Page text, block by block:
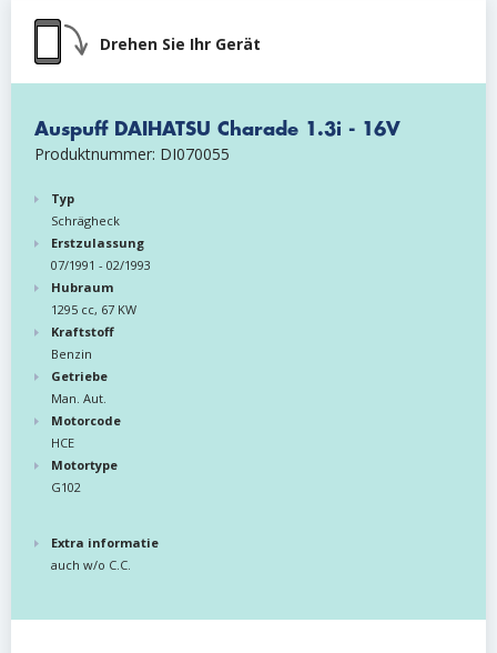
Drehen Sie Ihr Gerät
Auspuff DAIHATSU Charade 1.3i - 16V
Produktnummer: DI070055
Typ
Schrägheck
Erstzulassung
07/1991 - 02/1993
Hubraum
1295 cc, 67 KW
Kraftstoff
Benzin
Getriebe
Man. Aut.
Motorcode
HCE
Motortype
G102
Extra informatie
auch w/o C.C.